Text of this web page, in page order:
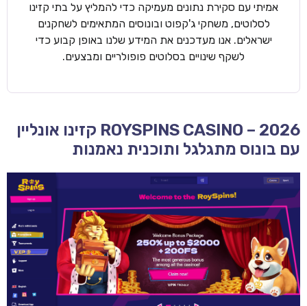
אמיתי עם סקירת נתונים מעמיקה כדי להמליץ על בתי קזינו
לסלוטים, משחקי ג'קפוט ובונוסים המתאימים לשחקנים
ישראלים. אנו מעדכנים את המידע שלנו באופן קבוע כדי
לשקף שינויים בסלוטים פופולריים ומבצעים.
ROYSPINS CASINO – 2026 קזינו אונליין
עם בונוס מתגלגל ותוכנית נאמנות